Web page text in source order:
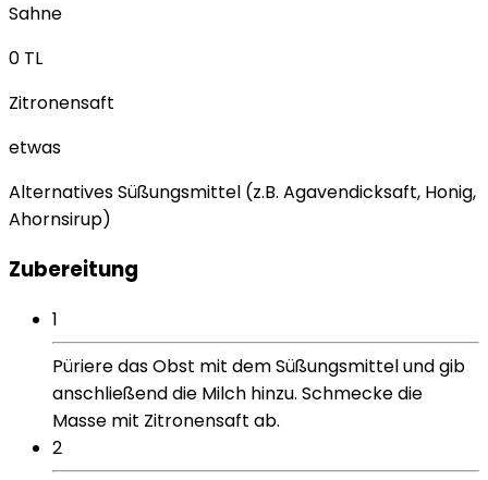
Sahne
0 TL
Zitronensaft
etwas
Alternatives Süßungsmittel (z.B. Agavendicksaft, Honig,
Ahornsirup)
Zubereitung
1
Püriere das Obst mit dem Süßungsmittel und gib
anschließend die Milch hinzu. Schmecke die
Masse mit Zitronensaft ab.
2